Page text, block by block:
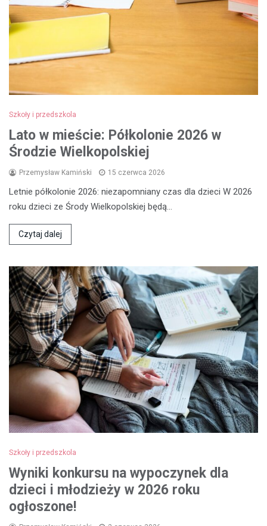
Szkoły i przedszkola
Lato w mieście: Półkolonie 2026 w
Środzie Wielkopolskiej
Przemysław Kamiński 15 czerwca 2026
Letnie półkolonie 2026: niezapomniany czas dla dzieci W 2026
roku dzieci ze Środy Wielkopolskiej będą…
Czytaj dalej
Szkoły i przedszkola
Wyniki konkursu na wypoczynek dla
dzieci i młodzieży w 2026 roku
ogłoszone!